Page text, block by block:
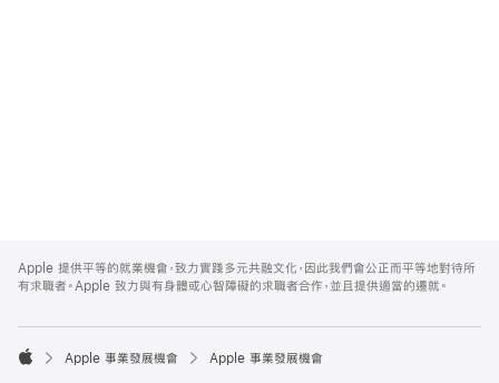
Footer
Apple 提供平等的就業機會，致力實踐多元共融文化，因此我們會公正而平等地對待所
有求職者。Apple 致力與有身體或心智障礙的求職者合作，並且提供適當的遷就。

Apple 事業發展機會 Apple 事業發展機會